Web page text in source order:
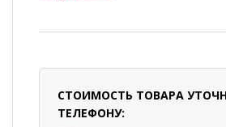
СТОИМОСТЬ ТОВАРА
ТЕЛЕФОНУ: